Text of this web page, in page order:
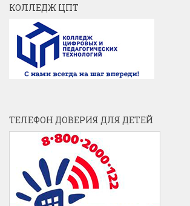
КОЛЛЕДЖ ЦПТ
ТЕЛЕФОН ДОВЕРИЯ ДЛЯ ДЕТЕЙ